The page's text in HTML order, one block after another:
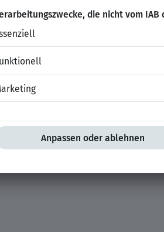
mit Marken bis hin zu
selten von
Creator verdienen kein Geld
Riechel.
Creator, wenn überhaupt, dann
das Finanzielle nicht der
authentisch zu bleiben.